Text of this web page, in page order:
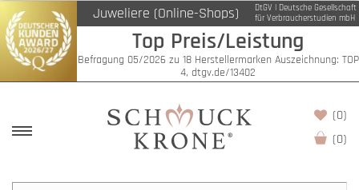
Juweliere (Online-Shops)
DtGV | Deutsche Gesellschaft
für Verbraucherstudien mbH
Top Preis/Leistung
Befragung 05/2026 zu 18 Herstellermarken Auszeichnung: TOP
4, dtgv.de/13402
(0)
(0)